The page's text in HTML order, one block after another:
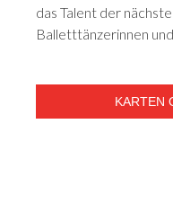
das Talent der
Balletttänzerinnen
KARTEN